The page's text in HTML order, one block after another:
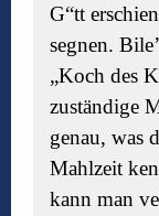
G“tt
segnen.
„Koch des
zuständige
genau, was
Mahlzeit
kann man